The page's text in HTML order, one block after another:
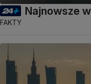
Najnowsze
FAKTY